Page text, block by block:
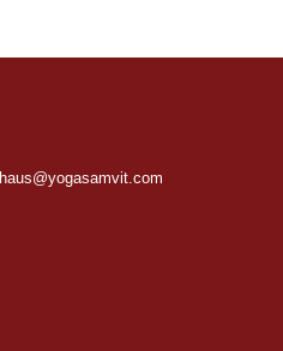
haus@yogasamvit.com